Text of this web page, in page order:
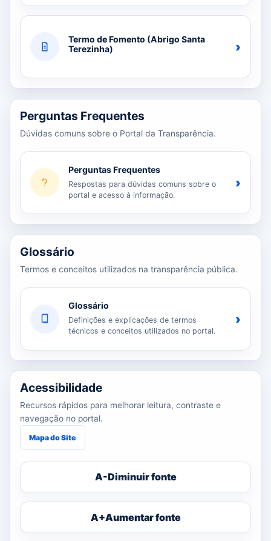
Termo de Fomento (Abrigo Santa
Terezinha)
›
Perguntas Frequentes
Dúvidas comuns sobre o Portal da Transparência.
Perguntas Frequentes
Respostas para dúvidas comuns sobre o
portal e acesso à informação.
›
Glossário
Termos e conceitos utilizados na transparência pública.
Glossário
Definições e explicações de termos
técnicos e conceitos utilizados no portal.
›
Acessibilidade
Recursos rápidos para melhorar leitura, contraste e
navegação no portal.
Mapa do Site
A-Diminuir fonte
A+Aumentar fonte